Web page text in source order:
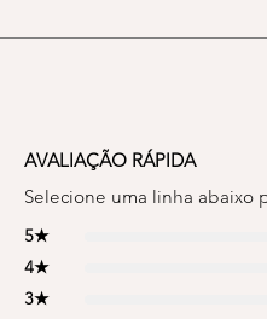
AVALIAÇÃO RÁPIDA
Selecione uma linha abaixo
5★
4★
3★